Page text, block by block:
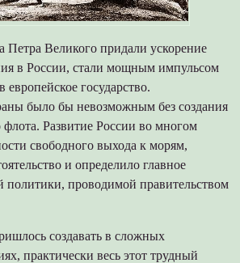
Петра Великого придали ускорение
в России, стали мощным импульсом
европейское государство.
было бы невозможным без создания
флота. Развитие России во многом
свободного выхода к морям,
и определило главное
политики, проводимой правительством
создавать в сложных
практически весь этот трудный